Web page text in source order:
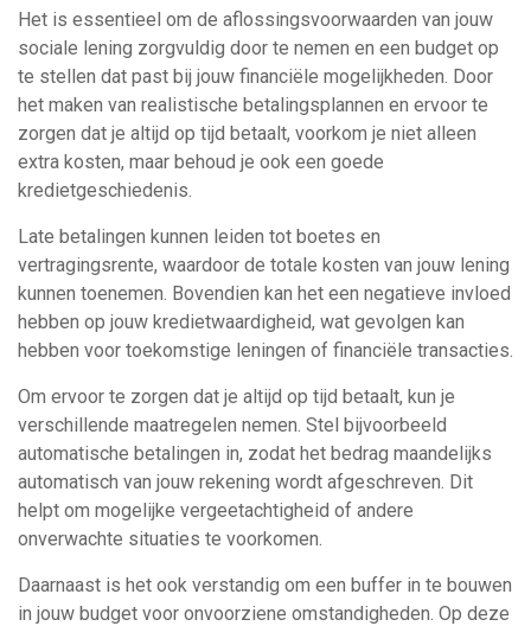
Het is essentieel om de aflossingsvoorwaarden van jouw
sociale lening zorgvuldig door te nemen en een budget op
te stellen dat past bij jouw financiële mogelijkheden. Door
het maken van realistische betalingsplannen en ervoor te
zorgen dat je altijd op tijd betaalt, voorkom je niet alleen
extra kosten, maar behoud je ook een goede
kredietgeschiedenis.
Late betalingen kunnen leiden tot boetes en
vertragingsrente, waardoor de totale kosten van jouw lening
kunnen toenemen. Bovendien kan het een negatieve invloed
hebben op jouw kredietwaardigheid, wat gevolgen kan
hebben voor toekomstige leningen of financiële transacties.
Om ervoor te zorgen dat je altijd op tijd betaalt, kun je
verschillende maatregelen nemen. Stel bijvoorbeeld
automatische betalingen in, zodat het bedrag maandelijks
automatisch van jouw rekening wordt afgeschreven. Dit
helpt om mogelijke vergeetachtigheid of andere
onverwachte situaties te voorkomen.
Daarnaast is het ook verstandig om een buffer in te bouwen
in jouw budget voor onvoorziene omstandigheden. Op deze